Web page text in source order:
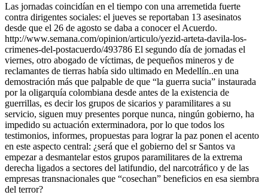
Las jornadas coincidían en el tiempo con una arremetida fuerte
contra dirigentes sociales: el jueves se reportaban 13 asesinatos
desde que el 26 de agosto se daba a conocer el Acuerdo.
http://www.semana.com/opinion/articulo/yezid-arteta-davila-los-
crimenes-del-postacuerdo/493786 El segundo día de jornadas el
viernes, otro abogado de víctimas, de pequeños mineros y de
reclamantes de tierras había sido ultimado en Medellín..en una
demostración más que palpable de que “la guerra sucia” instaurada
por la oligarquía colombiana desde antes de la existencia de
guerrillas, es decir los grupos de sicarios y paramilitares a su
servicio, siguen muy presentes porque nunca, ningún gobierno, ha
impedido su actuación exterminadora, por lo que todos los
testimonios, informes, propuestas para lograr la paz ponen el acento
en este aspecto central: ¿será que el gobierno del sr Santos va
empezar a desmantelar estos grupos paramilitares de la extrema
derecha ligados a sectores del latifundio, del narcotráfico y de las
empresas transnacionales que “cosechan” beneficios en esa siembra
del terror?